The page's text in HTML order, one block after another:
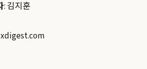
: 김지훈